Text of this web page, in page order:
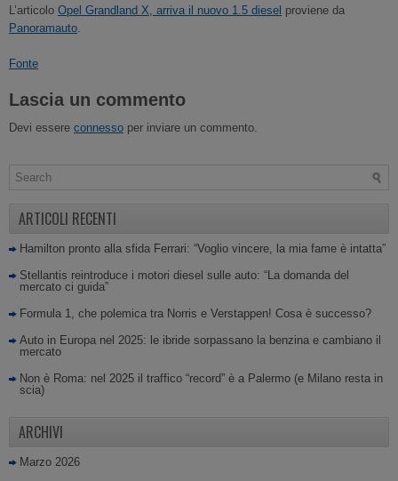
L’articolo Opel Grandland X, arriva il nuovo 1.5 diesel proviene da
Panoramauto.
Fonte
Lascia un commento
Devi essere connesso per inviare un commento.
ARTICOLI RECENTI
Hamilton pronto alla sfida Ferrari: “Voglio vincere, la mia fame è intatta”
Stellantis reintroduce i motori diesel sulle auto: “La domanda del
mercato ci guida”
Formula 1, che polemica tra Norris e Verstappen! Cosa è successo?
Auto in Europa nel 2025: le ibride sorpassano la benzina e cambiano il
mercato
Non è Roma: nel 2025 il traffico “record” è a Palermo (e Milano resta in
scia)
ARCHIVI
Marzo 2026